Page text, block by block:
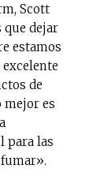
Scott
que dejar
estamos
de
mejor es
para las